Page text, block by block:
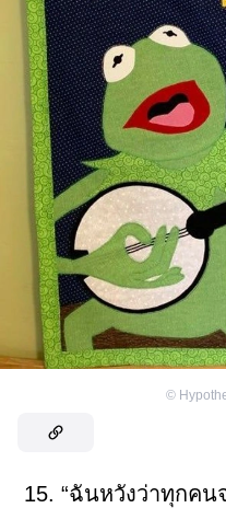
©
15. “ฉันหวังว่าทุกค